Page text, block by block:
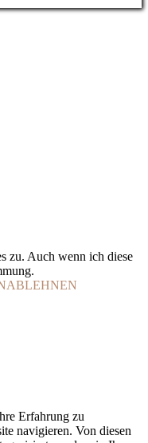
zu. Auch wenn ich diese
ABLEHNEN
Erfahrung zu
navigieren. Von diesen